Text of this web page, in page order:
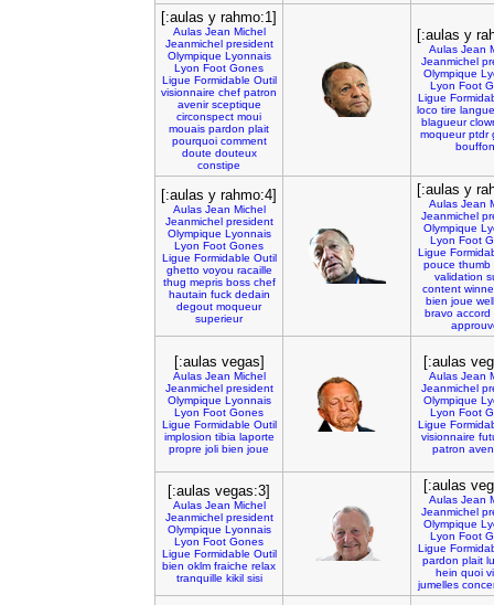
[:aulas y rahmo:1]
Aulas Jean Michel
Jeanmichel president
Olympique Lyonnais
Lyon Foot Gones
Ligue Formidable Outil
visionnaire chef patron
avenir sceptique
circonspect moui
mouais pardon plait
pourquoi comment
doute douteux
constipe
[:aulas y
Aulas Jean
Jeanmichel
Olympique
Lyon Foot
Ligue
loco tire langue
blagueur
moqueur ptdr
bouffon
[:aulas y rahmo:4]
Aulas Jean Michel
Jeanmichel president
Olympique Lyonnais
Lyon Foot Gones
Ligue Formidable Outil
ghetto voyou racaille
thug mepris boss chef
hautain fuck dedain
degout moqueur
superieur
[:aulas y
Aulas Jean
Jeanmichel
Olympique
Lyon Foot
Ligue
pouce thumb
validation
content
bien joue well
bravo accord
[:aulas vegas]
Aulas Jean Michel
Jeanmichel president
Olympique Lyonnais
Lyon Foot Gones
Ligue Formidable Outil
implosion tibia laporte
propre joli bien joue
[:aulas
Aulas Jean
Jeanmichel
Olympique
Lyon Foot
Ligue
visionnaire
patron
[:aulas vegas:3]
Aulas Jean Michel
Jeanmichel president
Olympique Lyonnais
Lyon Foot Gones
Ligue Formidable Outil
bien oklm fraiche relax
tranquille kikil sisi
[:aulas
Aulas Jean
Jeanmichel
Olympique
Lyon Foot
Ligue
pardon plait
hein quoi
jumelles